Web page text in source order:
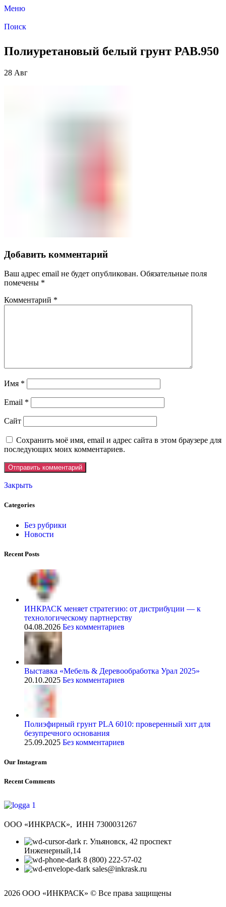
Меню
Поиск
Полиуретановый белый грунт PAB.950
28 Авг
Добавить комментарий
Ваш адрес email не будет опубликован. Обязательные поля
помечены *
Комментарий *
Имя *
Email *
Сайт
Сохранить моё имя, email и адрес сайта в этом браузере для
последующих моих комментариев.
Закрыть
Categories
Без рубрики
Новости
Recent Posts
ИНКРАСК меняет стратегию: от дистрибуции — к
технологическому партнерству
04.08.2026 Без комментариев
Выставка «Мебель & Деревообработка Урал 2025»
20.10.2025 Без комментариев
Полиэфирный грунт PLA 6010: проверенный хит для
безупречного основания
25.09.2025 Без комментариев
Our Instagram
Recent Comments
ООО «ИНКРАСК», ИНН 7300031267
г. Ульяновск, 42 проспект
Инженерный,14
8 (800) 222-57-02
sales@inkrask.ru
2026 ООО «ИНКРАСК» © Все права защищены